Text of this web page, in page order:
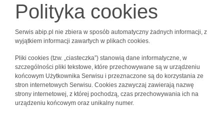
Polityka cookies
Serwis abip.pl nie zbiera w sposób automatyczny żadnych informacji, z
wyjątkiem informacji zawartych w plikach cookies.
Pliki cookies (tzw. „ciasteczka”) stanowią dane informatyczne, w
szczególności pliki tekstowe, które przechowywane są w urządzeniu
końcowym Użytkownika Serwisu i przeznaczone są do korzystania ze
stron internetowych Serwisu. Cookies zazwyczaj zawierają nazwę
strony internetowej, z której pochodzą, czas przechowywania ich na
urządzeniu końcowym oraz unikalny numer.